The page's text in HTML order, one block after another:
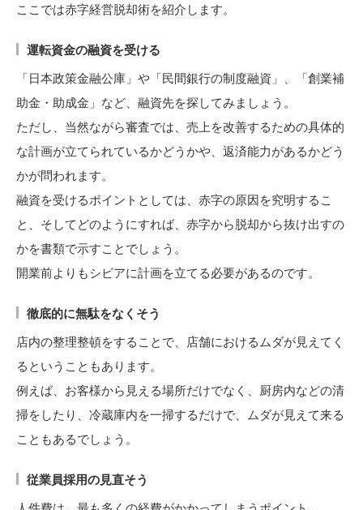
ここでは赤字経営脱却術を紹介します。
運転資金の融資を受ける
「日本政策金融公庫」や「民間銀行の制度融資」、「創業補
助金・助成金」など、融資先を探してみましょう。
ただし、当然ながら審査では、売上を改善するための具体的
な計画が立てられているかどうかや、返済能力があるかどう
かが問われます。
融資を受けるポイントとしては、赤字の原因を究明するこ
と、そしてどのようにすれば、赤字から脱却から抜け出すの
かを書類で示すことでしょう。
開業前よりもシビアに計画を立てる必要があるのです。
徹底的に無駄をなくそう
店内の整理整頓をすることで、店舗におけるムダが見えてく
るということもあります。
例えば、お客様から見える場所だけでなく、厨房内などの清
掃をしたり、冷蔵庫内を一掃するだけで、ムダが見えて来る
こともあるでしょう。
従業員採用の見直そう